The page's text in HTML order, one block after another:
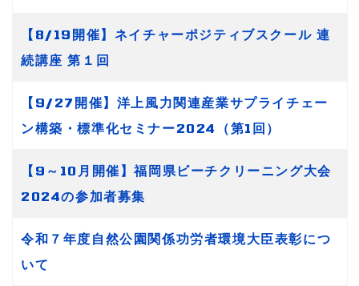
【8/19開催】ネイチャーポジティブスクール 連
続講座 第１回
【9/27開催】洋上風力関連産業サプライチェー
ン構築・標準化セミナー2024（第1回）
【9～10月開催】福岡県ビーチクリーニング大会
2024の参加者募集
令和７年度自然公園関係功労者環境大臣表彰につ
いて